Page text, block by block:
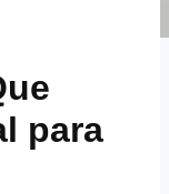
para